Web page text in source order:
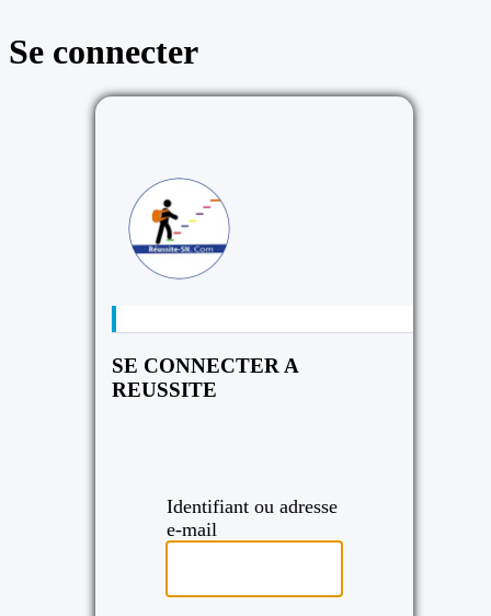
Se connecter
SE CONNECTER A
REUSSITE
Identifiant ou adresse
e-mail